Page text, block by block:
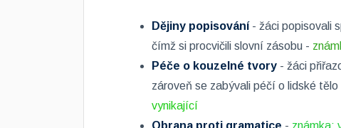
Dějiny popisování- žáci popisovali
čímž si procvičili slovní zásobu -
Péče o kouzelné tvory - žáci
zároveň se zabývali péčí o lidské
vynikající
Obrana proti gramatice - známka: